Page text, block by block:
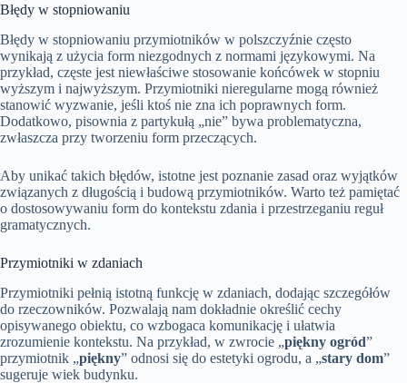
Błędy w stopniowaniu
Błędy w stopniowaniu przymiotników w polszczyźnie często
wynikają z użycia form niezgodnych z normami językowymi. Na
przykład, częste jest niewłaściwe stosowanie końcówek w stopniu
wyższym i najwyższym. Przymiotniki nieregularne mogą również
stanowić wyzwanie, jeśli ktoś nie zna ich poprawnych form.
Dodatkowo, pisownia z partykułą „nie” bywa problematyczna,
zwłaszcza przy tworzeniu form przeczących.
Aby unikać takich błędów, istotne jest poznanie zasad oraz wyjątków
związanych z długością i budową przymiotników. Warto też pamiętać
o dostosowywaniu form do kontekstu zdania i przestrzeganiu reguł
gramatycznych.
Przymiotniki w zdaniach
Przymiotniki pełnią istotną funkcję w zdaniach, dodając szczegółów
do rzeczowników. Pozwalają nam dokładnie określić cechy
opisywanego obiektu, co wzbogaca komunikację i ułatwia
zrozumienie kontekstu. Na przykład, w zwrocie „piękny ogród”
przymiotnik „piękny” odnosi się do estetyki ogrodu, a „stary dom”
sugeruje wiek budynku.